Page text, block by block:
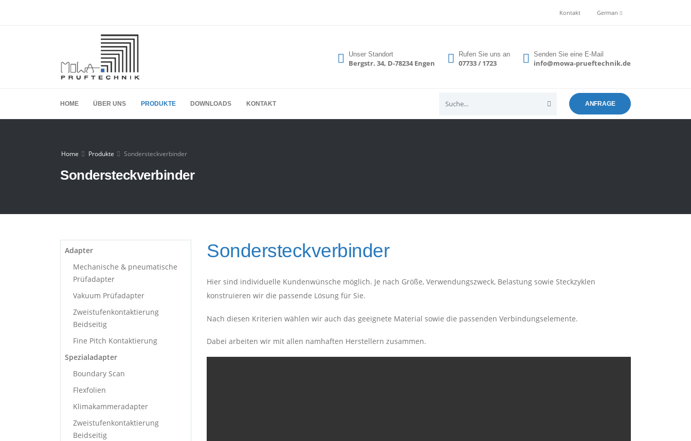
Kontakt German
Unser Standort
Bergstr. 34, D-78234 Engen
Rufen Sie uns an
07733 / 1723
Senden Sie eine E-Mail
info@mowa-prueftechnik.de
HOME ÜBER UNS PRODUKTE DOWNLOADS KONTAKT ANFRAGE
Home Produkte Sondersteckverbinder
Sondersteckverbinder
Adapter
Mechanische & pneumatische
Prüfadapter
Vakuum Prüfadapter
Zweistufenkontaktierung
Beidseitig
Fine Pitch Kontaktierung
Spezialadapter
Boundary Scan
Flexfolien
Klimakammeradapter
Zweistufenkontaktierung
Beidseitig
Sondersteckverbinder
Hier sind individuelle Kundenwünsche möglich. Je nach Größe, Verwendungszweck, Belastung sowie Steckzyklen
konstruieren wir die passende Lösung für Sie.
Nach diesen Kriterien wählen wir auch das geeignete Material sowie die passenden Verbindungselemente.
Dabei arbeiten wir mit allen namhaften Herstellern zusammen.